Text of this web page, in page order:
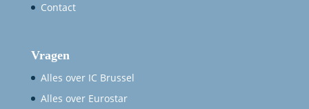
Contact
Vragen
Alles over IC Brussel
Alles over Eurostar